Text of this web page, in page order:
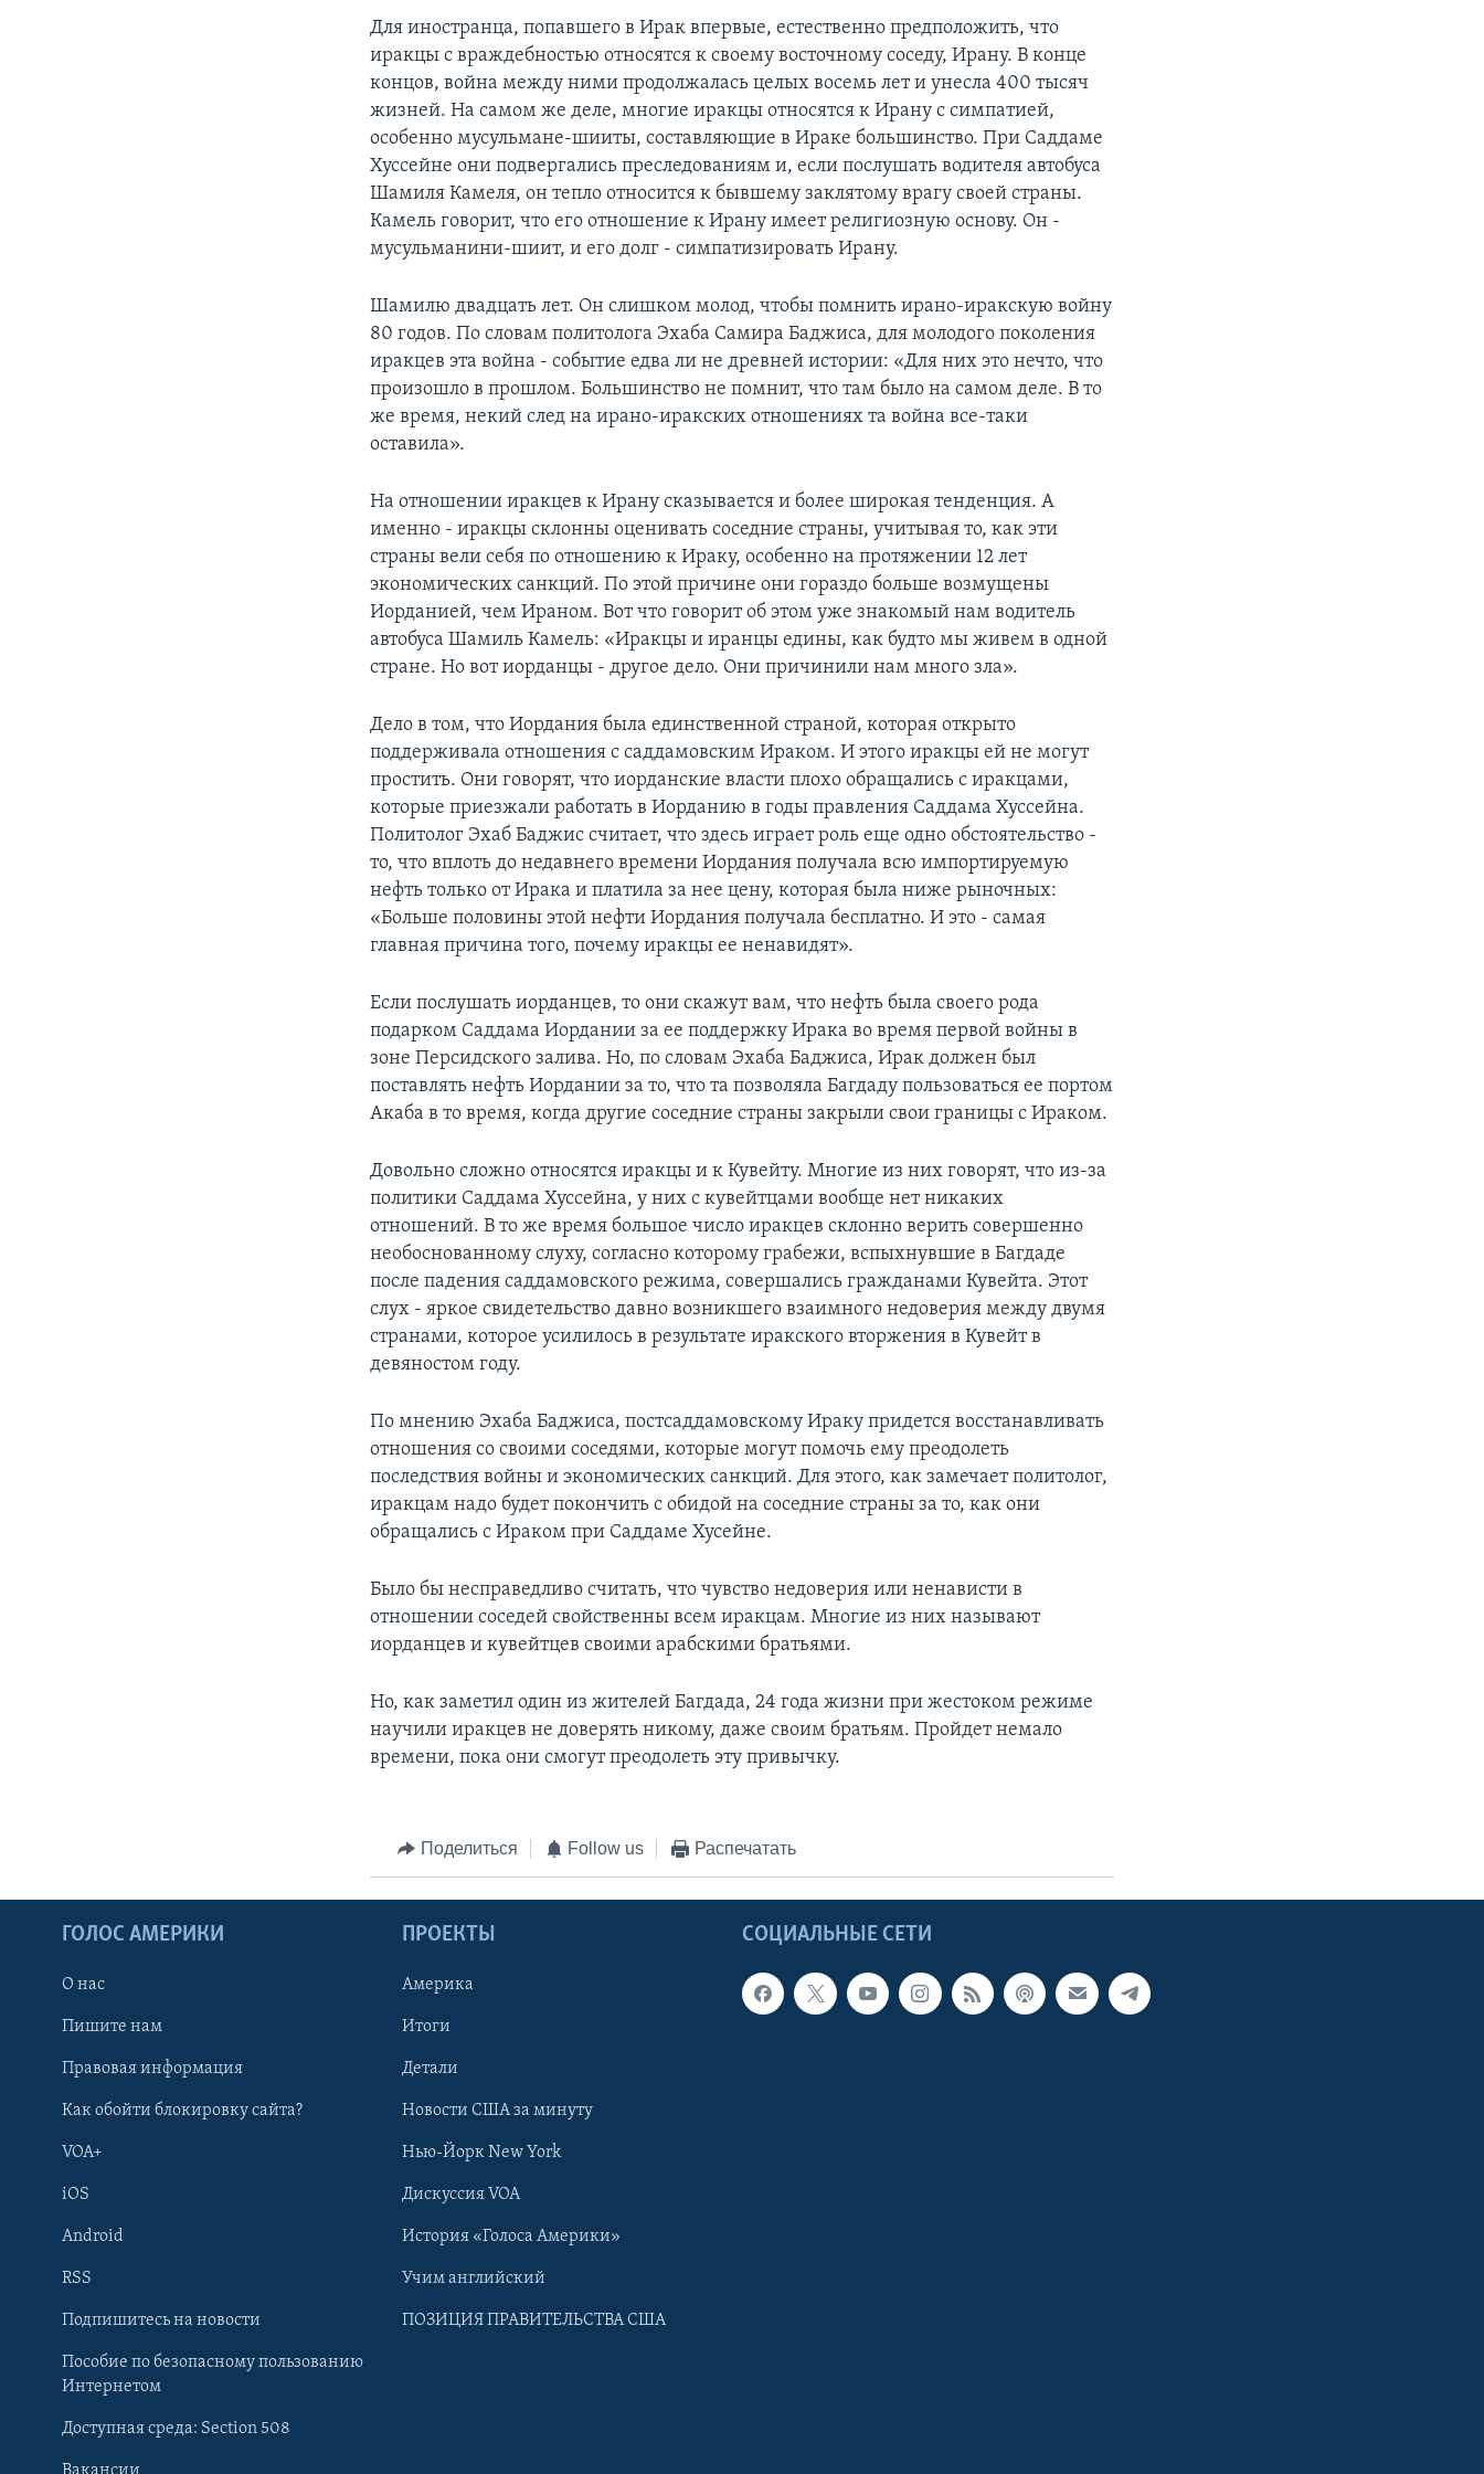
Learning English
Для иностранца, попавшего в Ирак впервые, естественно предположить, что
иракцы с враждебностью относятся к своему восточному соседу, Ирану. В конце
концов, война между ними продолжалась целых восемь лет и унесла 400 тысяч
жизней. На самом же деле, многие иракцы относятся к Ирану с симпатией,
особенно мусульмане-шииты, составляющие в Ираке большинство. При Саддаме
Хуссейне они подвергались преследованиям и, если послушать водителя автобуса
Шамиля Камеля, он тепло относится к бывшему заклятому врагу своей страны.
Камель говорит, что его отношение к Ирану имеет религиозную основу. Он -
мусульманини-шиит, и его долг - симпатизировать Ирану.
Шамилю двадцать лет. Он слишком молод, чтобы помнить ирано-иракскую войну
80 годов. По словам политолога Эхаба Самира Баджиса, для молодого поколения
иракцев эта война - событие едва ли не древней истории: «Для них это нечто, что
произошло в прошлом. Большинство не помнит, что там было на самом деле. В то
же время, некий след на ирано-иракских отношениях та война все-таки
оставила».
На отношении иракцев к Ирану сказывается и более широкая тенденция. А
именно - иракцы склонны оценивать соседние страны, учитывая то, как эти
страны вели себя по отношению к Ираку, особенно на протяжении 12 лет
экономических санкций. По этой причине они гораздо больше возмущены
Иорданией, чем Ираном. Вот что говорит об этом уже знакомый нам водитель
автобуса Шамиль Камель: «Иракцы и иранцы едины, как будто мы живем в одной
стране. Но вот иорданцы - другое дело. Они причинили нам много зла».
Дело в том, что Иордания была единственной страной, которая открыто
поддерживала отношения с саддамовским Ираком. И этого иракцы ей не могут
простить. Они говорят, что иорданские власти плохо обращались с иракцами,
которые приезжали работать в Иорданию в годы правления Саддама Хуссейна.
Политолог Эхаб Баджис считает, что здесь играет роль еще одно обстоятельство -
то, что вплоть до недавнего времени Иордания получала всю импортируемую
нефть только от Ирака и платила за нее цену, которая была ниже рыночных:
«Больше половины этой нефти Иордания получала бесплатно. И это - самая
главная причина того, почему иракцы ее ненавидят».
Если послушать иорданцев, то они скажут вам, что нефть была своего рода
подарком Саддама Иордании за ее поддержку Ирака во время первой войны в
зоне Персидского залива. Но, по словам Эхаба Баджиса, Ирак должен был
поставлять нефть Иордании за то, что та позволяла Багдаду пользоваться ее портом
Акаба в то время, когда другие соседние страны закрыли свои границы с Ираком.
Довольно сложно относятся иракцы и к Кувейту. Многие из них говорят, что из-за
политики Саддама Хуссейна, у них с кувейтцами вообще нет никаких
отношений. В то же время большое число иракцев склонно верить совершенно
необоснованному слуху, согласно которому грабежи, вспыхнувшие в Багдаде
после падения саддамовского режима, совершались гражданами Кувейта. Этот
слух - яркое свидетельство давно возникшего взаимного недоверия между двумя
странами, которое усилилось в результате иракского вторжения в Кувейт в
девяностом году.
По мнению Эхаба Баджиса, постсаддамовскому Ираку придется восстанавливать
отношения со своими соседями, которые могут помочь ему преодолеть
последствия войны и экономических санкций. Для этого, как замечает политолог,
иракцам надо будет покончить с обидой на соседние страны за то, как они
обращались с Ираком при Саддаме Хусейне.
Было бы несправедливо считать, что чувство недоверия или ненависти в
отношении соседей свойственны всем иракцам. Многие из них называют
иорданцев и кувейтцев своими арабскими братьями.
Но, как заметил один из жителей Багдада, 24 года жизни при жестоком режиме
научили иракцев не доверять никому, даже своим братьям. Пройдет немало
времени, пока они смогут преодолеть эту привычку.
Поделиться Follow us Распечатать
СОЦИАЛЬНЫЕ СЕТИ
ГОЛОС АМЕРИКИ
О нас
Пишите нам
Правовая информация
Как обойти блокировку сайта?
VOA+
iOS
Android
RSS
Подпишитесь на новости
Пособие по безопасному пользованию
Интернетом
Доступная среда: Section 508
ПРОЕКТЫ
Америка
Итоги
Детали
Новости США за минуту
Нью-Йорк New York
Дискуссия VOA
История «Голоса Америки»
Учим английский
ПОЗИЦИЯ ПРАВИТЕЛЬСТВА США